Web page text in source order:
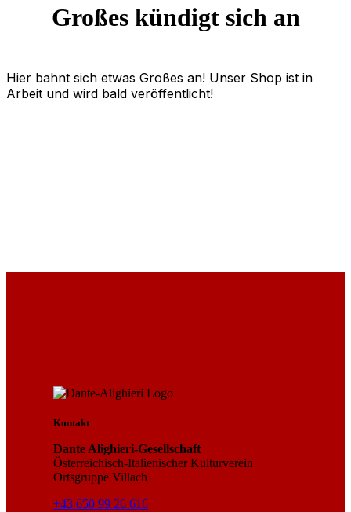
Großes kündigt sich an
Hier bahnt sich etwas Großes an! Unser Shop ist in
Arbeit und wird bald veröffentlicht!
Kontakt
Dante Alighieri-Gesellschaft
Österreichisch-Italienischer Kulturverein
Ortsgruppe Villach
+43 650 99 26 616